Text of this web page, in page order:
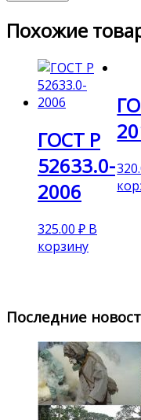
Похожие
ГОСТ Р
52633.0-
2006
325.00 ₽ В
корзину
Последние